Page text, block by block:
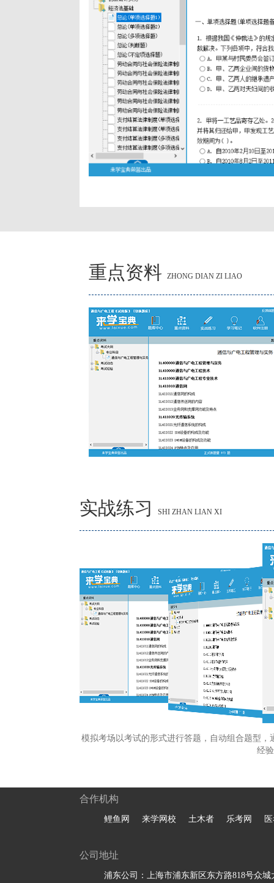
重点资料 ZHONG DIAN ZI LIAO
实战练习 SHI ZHAN LIAN XI
模拟考场以考试的形式进行答题，自动组合题型
经
合作机构
鲤鱼网 来学网校 土木者 乐考网
公司地址
浦东公司：上海市浦东新区东方路818号众城